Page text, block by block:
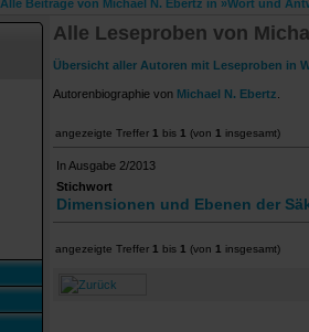
Alle Beiträge von Michael N. Ebertz in »Wort und
Alle Leseproben von
Übersicht aller Autoren mit Leseproben in
Autorenbiographie von Michael N. Ebertz
angezeigte Treffer 1 bis 1 (von 1 insgesamt)
In Ausgabe 2/2013
Stichwort
Dimensionen und Ebenen der
angezeigte Treffer 1 bis 1 (von 1 insgesamt)